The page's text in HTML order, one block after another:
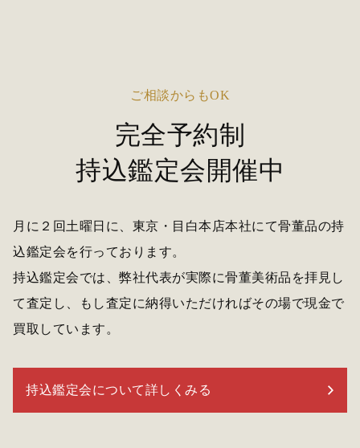
ご相談からもOK
完全予約制
持込鑑定会開催中
月に２回土曜日に、東京・目白本店本社にて骨董品の持
込鑑定会を行っております。
持込鑑定会では、弊社代表が実際に骨董美術品を拝見し
て査定し、もし査定に納得いただければその場で現金で
買取しています。
持込鑑定会について詳しくみる